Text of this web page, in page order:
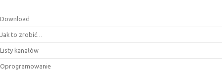
Download
Jak to zrobić…
Listy kanałów
Oprogramowanie